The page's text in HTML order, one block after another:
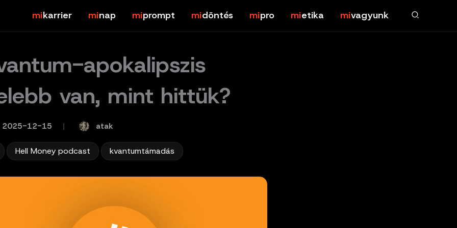
karrier nap prompt döntés pro etika vagyunk
apokalipszis
van, mint hittük?
2025-12-15 atak
Hell Money podcast kvantumtámadás